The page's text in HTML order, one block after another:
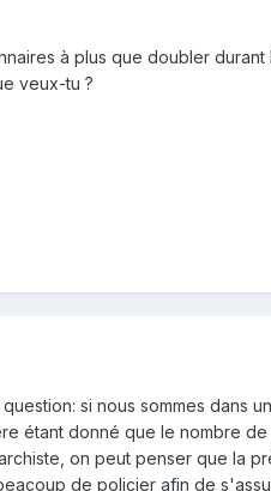
à plus que doubler durant
veux-tu ?
si nous sommes
étant donné que le nombre
on peut penser que la
de policier afin de